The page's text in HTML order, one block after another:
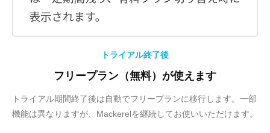
トライアル終了後
フリープラン（無料）が使えます
トライアル期間終了後は自動でフリープランに移行します。一部
機能は異なりますが、Mackerelを継続してお使いいただけます。